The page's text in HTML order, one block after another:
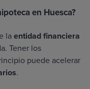
en Huesca?
laentidad financiera
Tener los
puede acelerar
.